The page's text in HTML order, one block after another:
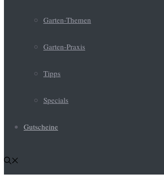
Garten-Themen
Garten-Praxis
Tipps
Specials
Gutscheine